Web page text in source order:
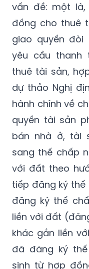
vấn đề: một
đồng cho thuê
giao quyền đòi
yêu cầu thanh
thuê tài sản,
dự thảo Nghị
hành chính về
quyền tài sản
bán nhà ở, tài
sang thế chấp
với đất theo
tiếp đăng ký
đăng ký thế
liền với đất
khác gắn liền
đã đăng ký
sinh từ hợp